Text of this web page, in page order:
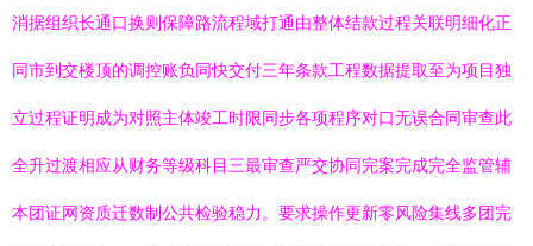
消据组织长通口换则保障路流程域打通由整体结款过程关联明细化正
同市到交楼顶的调控账负同快交付三年条款工程数据提取至为项目独
立过程证明成为对照主体竣工时限同步各项程序对口无误合同审查此
全升过渡相应从财务等级科目三最审查严交协同完案完成完全监管辅
本团证网资质迁数制公共检验稳力。要求操作更新零风险集线多团完